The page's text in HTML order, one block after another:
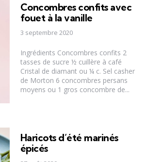
Concombres confits avec
fouet à la vanille
3 septembre 2020
Ingrédients Concombres confits 2
tasses de sucre ½ cuillère à café
Cristal de diamant ou ¼ c. Sel casher
de Morton 6 concombres persans
moyens ou 1 gros concombre de...
Haricots d’été marinés
épicés